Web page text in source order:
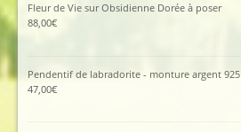
Fleur de Vie sur Obsidienne Dorée à poser
88,00€
Pendentif de labradorite - monture argent 925
47,00€